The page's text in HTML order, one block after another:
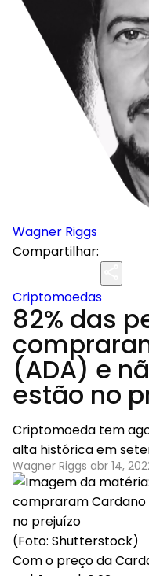
Wagner Riggs
Compartilhar:
Criptomoedas
82% das
(ADA) e
estão no
Criptomoeda tem
alta histórica em
Wagner Riggs abr 14,
(Foto: Shutterstock)
Com o preço da